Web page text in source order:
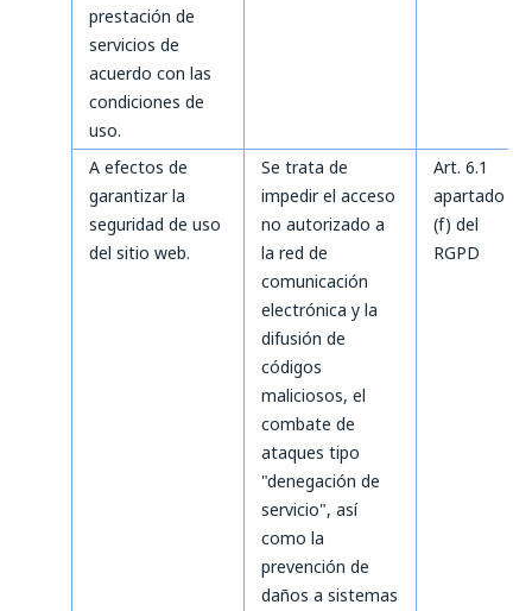
prestación de
servicios de
acuerdo con las
condiciones de
uso.
A efectos de
garantizar la
seguridad de uso
del sitio web.
Se trata de
impedir el acceso
no autorizado a
la red de
comunicación
electrónica y la
difusión de
códigos
maliciosos, el
combate de
ataques tipo
"denegación de
servicio", así
como la
prevención de
daños a sistemas
Art. 6.1
apartado
(f) del
RGPD